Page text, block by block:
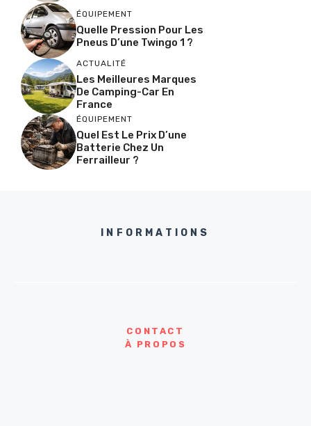
ÉQUIPEMENT
Quelle Pression Pour Les
Pneus D’une Twingo 1 ?
ACTUALITÉ
Les Meilleures Marques
De Camping-Car En
France
ÉQUIPEMENT
Quel Est Le Prix D’une
Batterie Chez Un
Ferrailleur ?
INFORMATIONS
CONTACT
À PROPOS